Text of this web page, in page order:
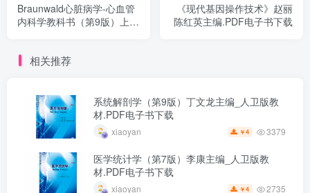
Braunwald心脏病学-心血管
内科学教科书（第9版）上下
《现代基因操作技术》赵丽
陈红英主编.PDF电子书下载
相关推荐
系统解剖学（第9版）丁文龙主编_人卫版教
材.PDF电子书下载
xiaoyan ￥4 3379
医学统计学（第7版）李康主编_人卫版教
材.PDF电子书下载
xiaoyan ￥4 2735